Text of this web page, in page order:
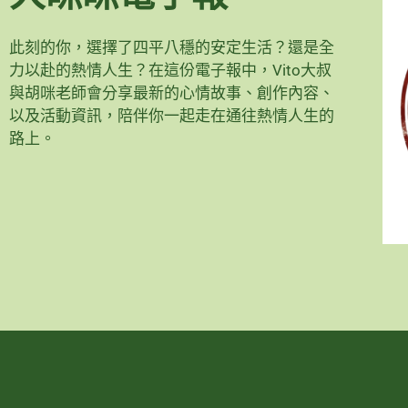
此刻的你，選擇了四平八穩的安定生活？還是全
力以赴的熱情人生？在這份電子報中，Vito大叔
與胡咪老師會分享最新的心情故事、創作內容、
以及活動資訊，陪伴你一起走在通往熱情人生的
路上。